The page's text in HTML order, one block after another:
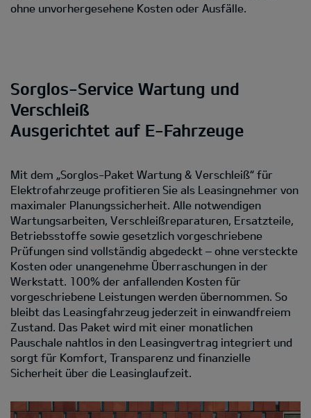
ohne unvorhergesehene Kosten oder Ausfälle.
Sorglos-Service Wartung und
Verschleiß
Ausgerichtet auf E-Fahrzeuge
Mit dem „Sorglos-Paket Wartung & Verschleiß“ für
Elektrofahrzeuge profitieren Sie als Leasingnehmer von
maximaler Planungssicherheit. Alle notwendigen
Wartungsarbeiten, Verschleißreparaturen, Ersatzteile,
Betriebsstoffe sowie gesetzlich vorgeschriebene
Prüfungen sind vollständig abgedeckt – ohne versteckte
Kosten oder unangenehme Überraschungen in der
Werkstatt. 100% der anfallenden Kosten für
vorgeschriebene Leistungen werden übernommen. So
bleibt das Leasingfahrzeug jederzeit in einwandfreiem
Zustand. Das Paket wird mit einer monatlichen
Pauschale nahtlos in den Leasingvertrag integriert und
sorgt für Komfort, Transparenz und finanzielle
Sicherheit über die Leasinglaufzeit.